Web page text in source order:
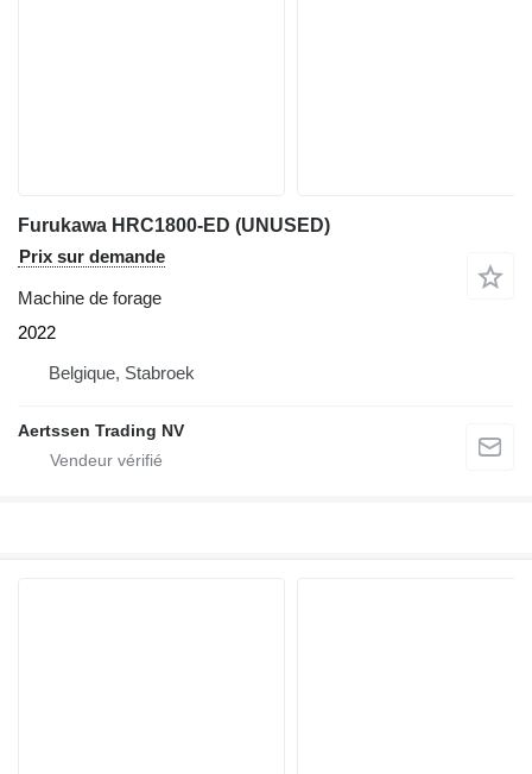
Furukawa HRC1800-ED (UNUSED)
Prix sur demande
Machine de forage
2022
Belgique, Stabroek
Aertssen Trading NV